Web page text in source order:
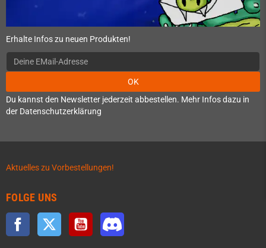
Erhalte Infos zu neuen Produkten!
OK
Du kannst den Newsletter jederzeit abbestellen. Mehr Infos dazu in
der Datenschutzerklärung
Aktuelles zu Vorbestellungen!
FOLGE UNS
Facebook Twitter YouTube